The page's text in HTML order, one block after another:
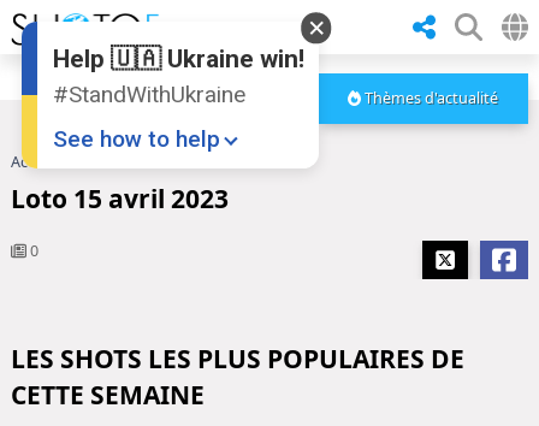
Thèmes d'actualité
Accueil
Loto 15 avril 2023
0
LES SHOTS LES PLUS POPULAIRES DE
CETTE SEMAINE
Help 🇺🇦 Ukraine win!
#StandWithUkraine
See how to help
Donate
💸
Support Ukraine